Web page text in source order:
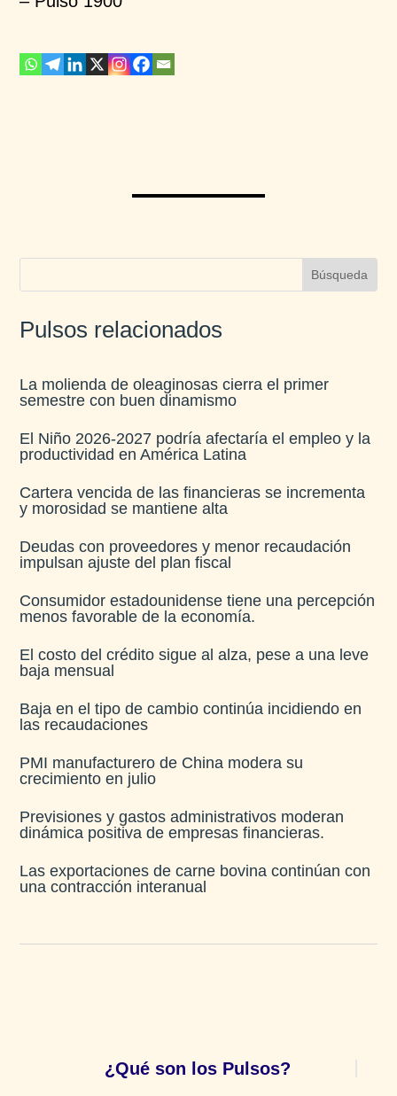
Pulsos relacionados
La molienda de oleaginosas cierra el primer
semestre con buen dinamismo​
El Niño 2026-2027 podría afectaría el empleo y la
productividad en América Latina​
Cartera vencida de las financieras se incrementa
y morosidad se mantiene alta​
Deudas con proveedores y menor recaudación
impulsan ajuste del plan fiscal​
Consumidor estadounidense tiene una percepción
menos favorable de la economía​.
El costo del crédito sigue al alza, pese a una leve
baja mensual​
Baja en el tipo de cambio continúa incidiendo en
las recaudaciones​
PMI manufacturero de China modera su
crecimiento en julio​
Previsiones y gastos administrativos moderan
dinámica positiva de empresas financieras​.
Las exportaciones de carne bovina continúan con
una contracción interanual
¿Qué son los Pulsos?